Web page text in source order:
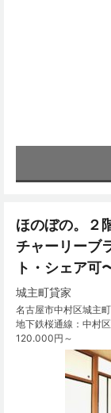
ほのぼの。２
チャーリーブ
ト・シェア可
城主町貸家
名古屋市中村区城主
地下鉄桜通線：中村
120.000円～